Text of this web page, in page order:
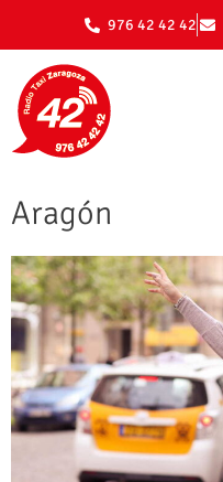
976 42 42 42
Aragón